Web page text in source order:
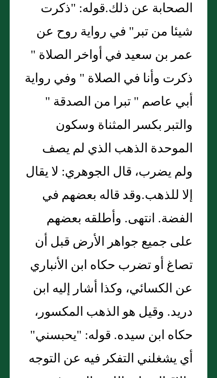
الصحابة عن ذلك.قوله: "ذكرت
شيئا من تبر" في رواية روح عن
عمر بن سعيد في أواخر الصلاة "
ذكرت وأنا في الصلاة " وفي رواية
أبي عاصم " تبرا من الصدقة "
والتبر بكسر المثناة وسكون
الموحدة الذهب الذي لم يصف
ولم يضرب، قال الجوهري: لا يقال
إلا للذهب.وقد قاله بعضهم في
الفضة. انتهى. وأطلقه بعضهم
على جميع جواهر الأرض قبل أن
تصاغ أو تضرب حكاه ابن الأنباري
عن الكسائي، وكذا أشار إليه ابن
دريد. وقيل هو الذهب المكسور،
حكاه ابن سيده. قوله: "يحبسني"
أي يشغلني التفكر فيه عن التوجه